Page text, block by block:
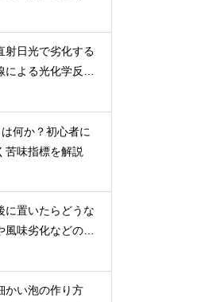
射日光で劣化する
による光化学反応
るため
何か？初心者に
苦味指標を解説
に置いたらどうな
風味劣化などの影
かい泡の作り方